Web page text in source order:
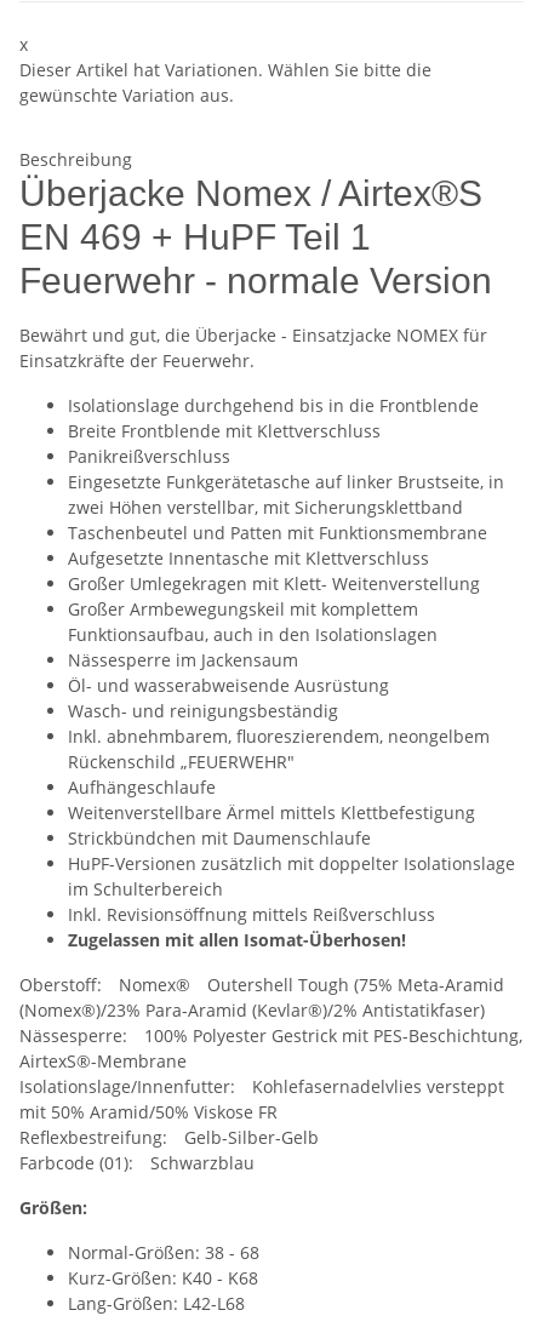
x
Dieser Artikel hat Variationen. Wählen Sie bitte die
gewünschte Variation aus.
Beschreibung
Überjacke Nomex / Airtex®S
EN 469 + HuPF Teil 1
Feuerwehr - normale Version
Bewährt und gut, die Überjacke - Einsatzjacke NOMEX für
Einsatzkräfte der Feuerwehr.
Isolationslage durchgehend bis in die Frontblende
Breite Frontblende mit Klettverschluss
Panikreißverschluss
Eingesetzte Funkgerätetasche auf linker Brustseite, in
zwei Höhen verstellbar, mit Sicherungsklettband
Taschenbeutel und Patten mit Funktionsmembrane
Aufgesetzte Innentasche mit Klettverschluss
Großer Umlegekragen mit Klett- Weitenverstellung
Großer Armbewegungskeil mit komplettem
Funktionsaufbau, auch in den Isolationslagen
Nässesperre im Jackensaum
Öl- und wasserabweisende Ausrüstung
Wasch- und reinigungsbeständig
Inkl. abnehmbarem, fluoreszierendem, neongelbem
Rückenschild „FEUERWEHR"
Aufhängeschlaufe
Weitenverstellbare Ärmel mittels Klettbefestigung
Strickbündchen mit Daumenschlaufe
HuPF-Versionen zusätzlich mit doppelter Isolationslage
im Schulterbereich
Inkl. Revisionsöffnung mittels Reißverschluss
Zugelassen mit allen Isomat-Überhosen!
Oberstoff: Nomex® Outershell Tough (75% Meta-Aramid
(Nomex®)/23% Para-Aramid (Kevlar®)/2% Antistatikfaser)
Nässesperre: 100% Polyester Gestrick mit PES-Beschichtung,
AirtexS®-Membrane
Isolationslage/Innenfutter: Kohlefasernadelvlies versteppt
mit 50% Aramid/50% Viskose FR
Reflexbestreifung: Gelb-Silber-Gelb
Farbcode (01): Schwarzblau
Größen:
Normal-Größen: 38 - 68
Kurz-Größen: K40 - K68
Lang-Größen: L42-L68